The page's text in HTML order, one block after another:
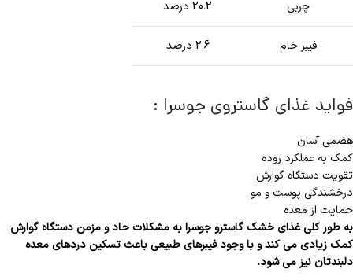
چربی 20.2 درصد
فیبر خام 2.6 درصد
فواید غذای گاستروی جوسرا :
هضمی آسان
کمک به عملکرد روده
تقویت دستگاه گوارش
درخشندگی پوست و مو
حمایت از معده
به طور کلی غذای خشک گاسترو جوسرا به مشکلات حاد و مزمن دستگاه گوارش
کمک زیادی می کند و با وجود فیبرهای طبیعی باعث تسکین دردهای معده
دلبندتان نیز می شود.